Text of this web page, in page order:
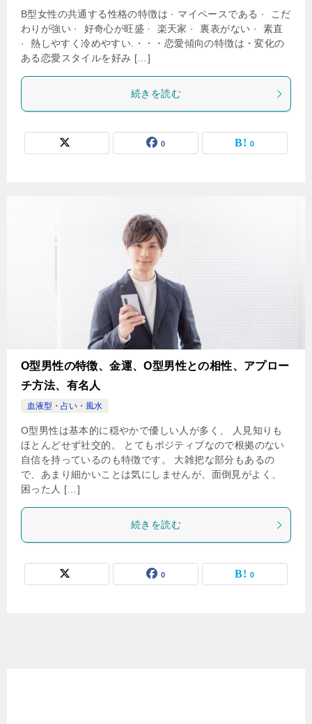
B型女性の共通する性格の特徴は · マイペースである · こだ
わりが強い · 好奇心が旺盛 · 楽天家 · 裏表がない · 素直
· 熱しやすく冷めやすい.・・・恋愛傾向の特徴は・変化の
ある恋愛スタイルを好み […]
続きを読む
0 0
O型男性の特徴、金運、O型男性との相性、アプロー
チ方法、有名人
血液型・占い・風水
O型男性は基本的に穏やかで優しい人が多く、 人見知りも
ほとんどせず社交的。 とてもポジティブなので根拠のない
自信を持っているのも特徴です。 大雑把な部分もあるの
で、あまり細かいことは気にしませんが、面倒見がよく、
困った人 […]
続きを読む
0 0